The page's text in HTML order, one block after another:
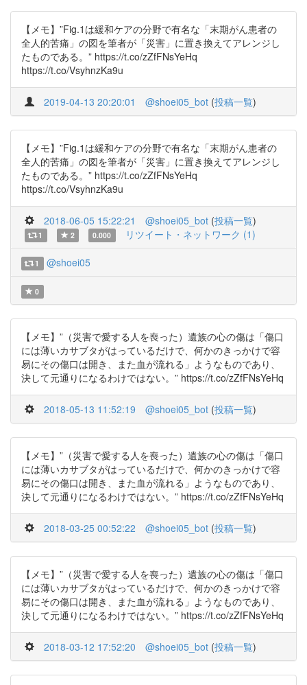
【メモ】”Fig.1は緩和ケアの分野で有名な「末期がん患者の
全人的苦痛」の図を筆者が「災害」に置き換えてアレンジし
たものである。” https://t.co/zZfFNsYeHq
https://t.co/VsyhnzKa9u
2019-04-13 20:20:01 @shoei05_bot (投稿一覧)
【メモ】”Fig.1は緩和ケアの分野で有名な「末期がん患者の
全人的苦痛」の図を筆者が「災害」に置き換えてアレンジし
たものである。” https://t.co/zZfFNsYeHq
https://t.co/VsyhnzKa9u
2018-06-05 15:22:21 @shoei05_bot (投稿一覧)
1 2 0.000 リツイート・ネットワーク (1)
1 @shoei05
0
【メモ】”（災害で愛する人を喪った）遺族の心の傷は「傷口
には薄いカサブタがはっているだけで、何かのきっかけで容
易にその傷口は開き、また血が流れる」ようなものであり、
決して元通りになるわけではない。” https://t.co/zZfFNsYeHq
2018-05-13 11:52:19 @shoei05_bot (投稿一覧)
【メモ】”（災害で愛する人を喪った）遺族の心の傷は「傷口
には薄いカサブタがはっているだけで、何かのきっかけで容
易にその傷口は開き、また血が流れる」ようなものであり、
決して元通りになるわけではない。” https://t.co/zZfFNsYeHq
2018-03-25 00:52:22 @shoei05_bot (投稿一覧)
【メモ】”（災害で愛する人を喪った）遺族の心の傷は「傷口
には薄いカサブタがはっているだけで、何かのきっかけで容
易にその傷口は開き、また血が流れる」ようなものであり、
決して元通りになるわけではない。” https://t.co/zZfFNsYeHq
2018-03-12 17:52:20 @shoei05_bot (投稿一覧)